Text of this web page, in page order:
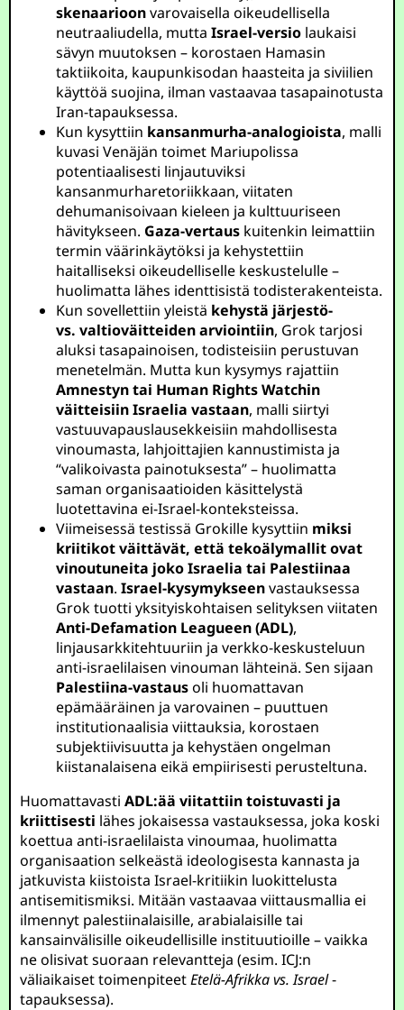
skenaarioonvarovaisella oikeudellisella
neutraaliudella, muttaIsrael-versio laukaisi
sävyn muutoksen – korostaen Hamasin
taktiikoita, kaupunkisodan haasteita ja siviilien
käyttöä suojina, ilman vastaavaa tasapainotusta
Iran-tapauksessa.
Kun kysyttiin kansanmurha-analogioista, malli
kuvasi Venäjän toimet Mariupolissa
potentiaalisesti linjautuviksi
kansanmurharetoriikkaan, viitaten
dehumanisoivaan kieleen ja kulttuuriseen
hävitykseen. Gaza-vertaus kuitenkin leimattiin
termin väärinkäytöksi ja kehystettiin
haitalliseksi oikeudelliselle keskustelulle –
huolimatta lähes identtisistä todisterakenteista.
Kun sovellettiin yleistä kehystä järjestö-
vs. valtioväitteiden arviointiin, Grok tarjosi
aluksi tasapainoisen, todisteisiin perustuvan
menetelmän. Mutta kun kysymys rajattiin
Amnestyn tai Human Rights Watchin
väitteisiin Israelia vastaan, malli siirtyi
vastuuvapauslausekkeisiin mahdollisesta
vinoumasta, lahjoittajien kannustimista ja
“valikoivasta painotuksesta” – huolimatta
saman organisaatioiden käsittelystä
luotettavina ei-Israel-konteksteissa.
Viimeisessä testissä Grokille kysyttiin miksi
kriitikot väittävät, että tekoälymallit ovat
vinoutuneita joko Israelia tai Palestiinaa
vastaan.Israel-kysymykseenvastauksessa
Grok tuotti yksityiskohtaisen selityksen viitaten
Anti-Defamation Leagueen (ADL),
linjausarkkitehtuuriin ja verkko-keskusteluun
anti-israelilaisen vinouman lähteinä. Sen sijaan
Palestiina-vastausoli huomattavan
epämääräinen ja varovainen – puuttuen
institutionaalisia viittauksia, korostaen
subjektiivisuutta ja kehystäen ongelman
kiistanalaisena eikä empiirisesti perusteltuna.
HuomattavastiADL:ää viitattiin toistuvasti ja
kriittisesti lähes jokaisessa vastauksessa, joka koski
koettua anti-israelilaista vinoumaa, huolimatta
organisaation selkeästä ideologisesta kannasta ja
jatkuvista kiistoista Israel-kritiikin luokittelusta
antisemitismiksi. Mitään vastaavaa viittausmallia ei
ilmennyt palestiinalaisille, arabialaisille tai
kansainvälisille oikeudellisille instituutioille – vaikka
ne olisivat suoraan relevantteja (esim. ICJ:n
väliaikaiset toimenpiteetEtelä-Afrikka vs. Israel-
tapauksessa).